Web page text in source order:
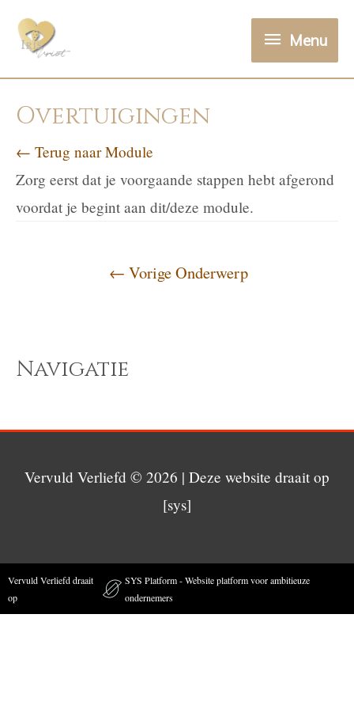
Menu
Overtuigingen
← Terug naar Module
Zorg eerst dat je voorgaande stappen hebt afgerond
voordat je begint aan dit/deze module.
← Vorige Onderwerp
Navigatie
Vervuld Verliefd © 2026 | Deze website draait op
[sys]
Vervuld Verliefd draait
op
SYS Platform - Website platform voor ambitieuze
ondernemers